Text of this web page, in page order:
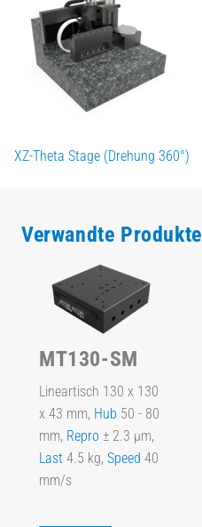
XZ-Theta Stage (Drehung 360°)
Verwandte Produkte
MT130-SM
Lineartisch 130 x 130
x 43 mm, Hub 50 - 80
mm, Repro ± 2.3 µm,
Last 4.5 kg, Speed 40
mm/s